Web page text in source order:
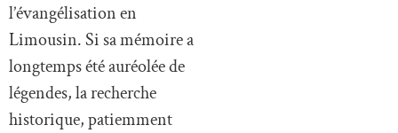
l’évangélisation en
Limousin. Si sa mémoire a
longtemps été auréolée de
légendes, la recherche
historique, patiemment